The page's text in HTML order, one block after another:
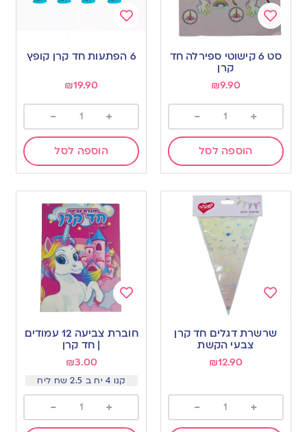
Add
to
wishlist
סט 6 קישוטי ספירלה חד
קרן
₪9.90
+
-
הוספה לסל
to
6 הפתעות חד קרן קופץ
₪19.90
+
-
הוספה לסל
to
wishlist
שרשרת דגלים חד קרן
צבעי הקשת
₪12.90
+
-
Add
to
חוברת צביעה 12 עמודים
| חד קרן
₪3.00
קנו 4 יח ב 2.5 שח ליח
+
-